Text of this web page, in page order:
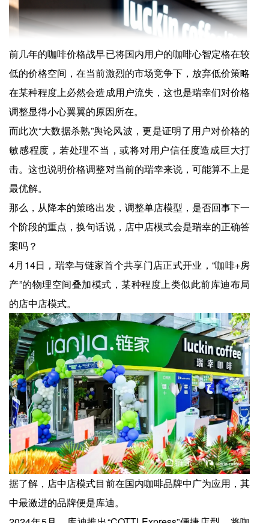
前几年的咖啡价格战早已将国内用户的咖啡心智定格在较
低的价格空间，在当前激烈的市场竞争下，放弃低价策略
在某种程度上必然会造成用户流失，这也是瑞幸们对价格
调整显得小心翼翼的原因所在。
而此次“大数据杀熟”舆论风波，更是证明了用户对价格的
敏感程度，若处理不当，或将对用户信任度造成巨大打
击。这也说明价格调整对当前的瑞幸来说，可能算不上是
最优解。
那么，从降本的策略出发，调整单店模型，是否回事下一
个阶段的重点，换句话说，店中店模式会是瑞幸的正确答
案吗？
4月14日，瑞幸与链家首个共享门店正式开业，“咖啡+房
产”的物理空间叠加模式，某种程度上类似此前库迪布局
的店中店模式。
据了解，店中店模式目前在国内咖啡品牌中广为应用，其
中最激进的品牌便是库迪。